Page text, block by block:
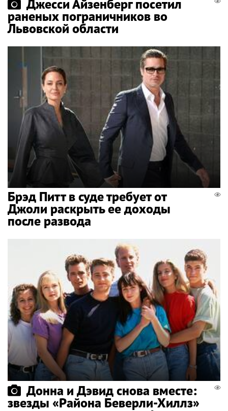
Джесси Айзенберг посетил
раненых пограничников во
Львовской области
Брэд Питт в суде требует от
Джоли раскрыть ее доходы
после развода
Донна и Дэвид снова вместе:
звезды «Района Беверли-Хиллз»